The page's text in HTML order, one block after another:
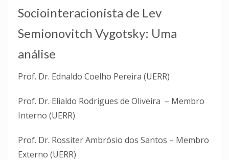
Sociointeracionista de Lev
Semionovitch Vygotsky: Uma
análise
Prof. Dr. Ednaldo Coelho Pereira (UERR)
Prof. Dr. Elialdo Rodrigues de Oliveira – Membro
Interno (UERR)
Prof. Dr. Rossiter Ambrósio dos Santos – Membro
Externo (UERR)